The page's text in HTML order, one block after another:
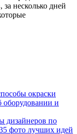
несколько дней
окраски
и
дизайнеров по
фото лучших идей